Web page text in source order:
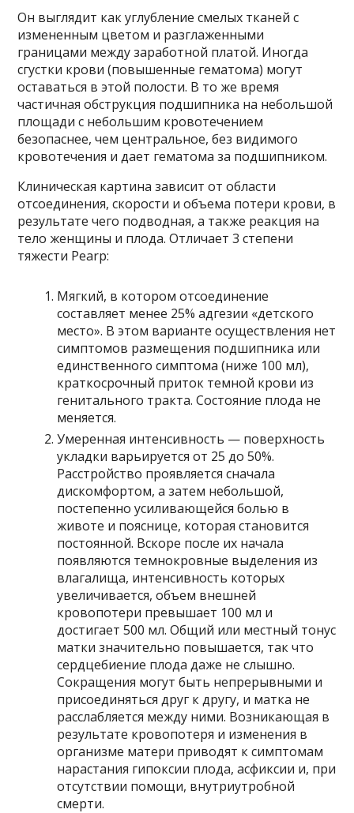
Он выглядит как углубление смелых тканей с
измененным цветом и разглаженными
границами между заработной платой. Иногда
сгустки крови (повышенные гематома) могут
оставаться в этой полости. В то же время
частичная обструкция подшипника на небольшой
площади с небольшим кровотечением
безопаснее, чем центральное, без видимого
кровотечения и дает гематома за подшипником.
Клиническая картина зависит от области
отсоединения, скорости и объема потери крови, в
результате чего подводная, а также реакция на
тело женщины и плода. Отличает 3 степени
тяжести Pearp:
Мягкий, в котором отсоединение
составляет менее 25% адгезии «детского
место». В этом варианте осуществления нет
симптомов размещения подшипника или
единственного симптома (ниже 100 мл),
краткосрочный приток темной крови из
генитального тракта. Состояние плода не
меняется.
Умеренная интенсивность — поверхность
укладки варьируется от 25 до 50%.
Расстройство проявляется сначала
дискомфортом, а затем небольшой,
постепенно усиливающейся болью в
животе и пояснице, которая становится
постоянной. Вскоре после их начала
появляются темнокровные выделения из
влагалища, интенсивность которых
увеличивается, объем внешней
кровопотери превышает 100 мл и
достигает 500 мл. Общий или местный тонус
матки значительно повышается, так что
сердцебиение плода даже не слышно.
Сокращения могут быть непрерывными и
присоединяться друг к другу, и матка не
расслабляется между ними. Возникающая в
результате кровопотеря и изменения в
организме матери приводят к симптомам
нарастания гипоксии плода, асфиксии и, при
отсутствии помощи, внутриутробной
смерти.